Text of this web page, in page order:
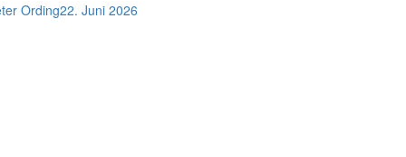
Ording22. Juni 2026